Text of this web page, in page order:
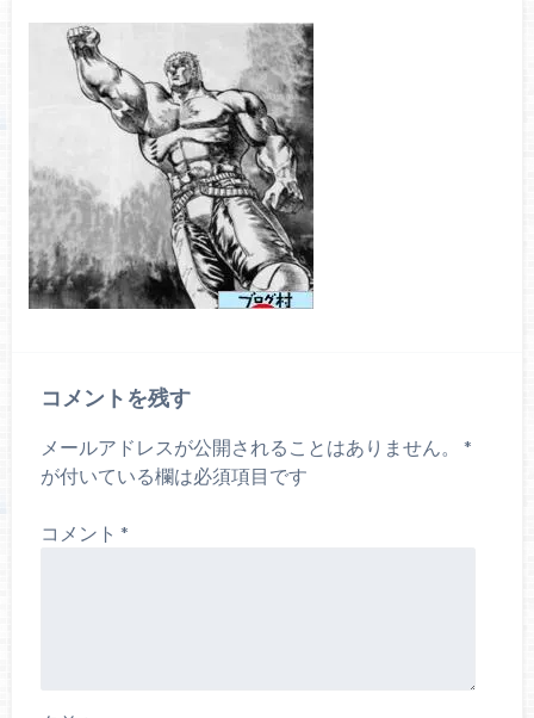
コメントを残す
メールアドレスが公開されることはありません。
*
が付いている欄は必須項目です
コメント *